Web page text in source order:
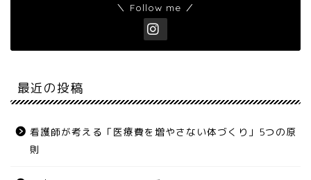
＼ Follow me ／
最近の投稿
看護師が考える「医療費を増やさない体づくり」5つの原
則